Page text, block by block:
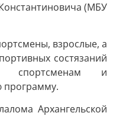
(МБУ
взрослые, а
состязаний
спортсменам и
программу.
Архангельской